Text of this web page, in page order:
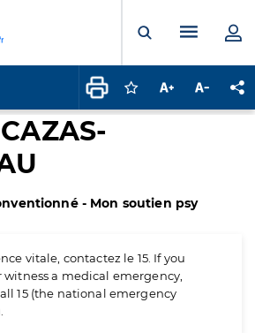
Ouvrir laMenu
Connectez-vous
Augmenter la
- Mon soutien psy
vitale, contactez le 15. If you
witness a medical emergency,
15 (the national emergency